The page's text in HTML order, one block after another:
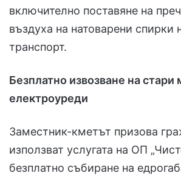
включително поставяне на
въздуха на натоварени спирки
транспорт.
Безплатно извозване на стари
електроуреди
Заместник-кметът призова
използват услугата на ОП
безплатно събиране на